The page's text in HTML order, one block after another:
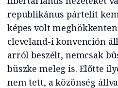
republikánus pártelit
képes volt
cleveland-i konvención
arról beszélt, nemcsak
büszke meleg is. Előtte
nem tett, a közönség